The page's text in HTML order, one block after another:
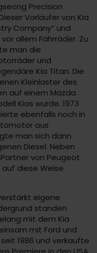
Precision
Vorläufer von Kia
Company“ und
allem Fahrräder. Zu
man die
und
Kia Titan. Die
Kleinlaster des
auf einem Mazda
Kias wurde. 1973
ebenfalls noch in
aus
man sich dann
Diesel. Neben
von Peugeot
auf diese Weise
eigene
standen
mit dem Kia
mit Ford und
1986 und verkaufte